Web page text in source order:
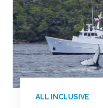
ALL INCLUSIVE